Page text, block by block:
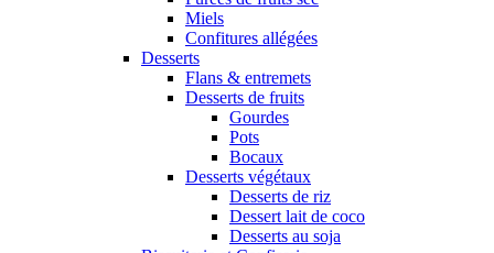
Miels
Confitures allégées
Desserts
Flans & entremets
Desserts de fruits
Gourdes
Pots
Bocaux
Desserts végétaux
Desserts de riz
Dessert lait de coco
Desserts au soja